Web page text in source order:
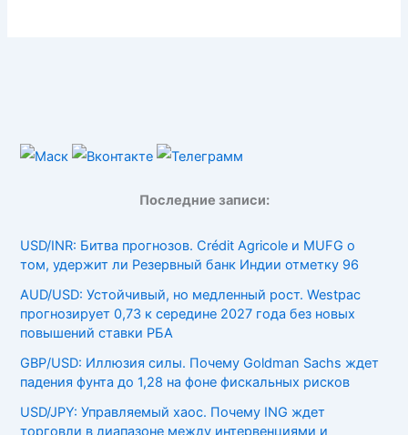
Последние записи:
USD/INR: Битва прогнозов. Crédit Agricole и MUFG о
том, удержит ли Резервный банк Индии отметку 96
AUD/USD: Устойчивый, но медленный рост. Westpac
прогнозирует 0,73 к середине 2027 года без новых
повышений ставки РБА
GBP/USD: Иллюзия силы. Почему Goldman Sachs ждет
падения фунта до 1,28 на фоне фискальных рисков
USD/JPY: Управляемый хаос. Почему ING ждет
торговли в диапазоне между интервенциями и